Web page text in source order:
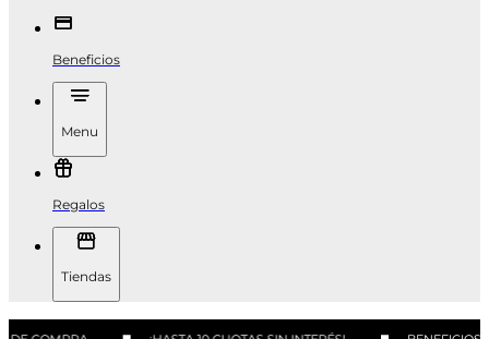
Beneficios
Menu
Regalos
Tiendas